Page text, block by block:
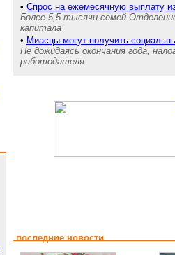
• Спрос на ежемесячную выплату
Более 5,5 тысячи семей
капитала
• Миасцы могут получить
Не дожидаясь окончания года,
работодателя
последние новости